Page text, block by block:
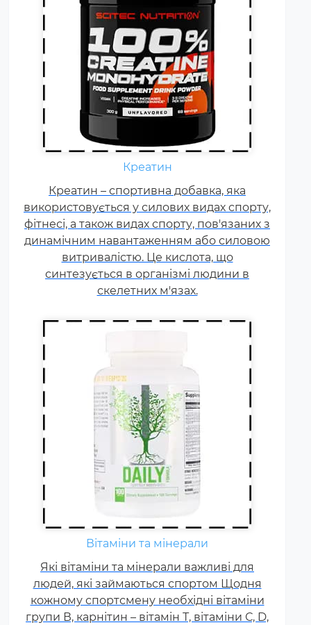
Креатин
Креатин – спортивна добавка, яка
використовується у силових видах спорту,
фітнесі, а також видах спорту, пов'язаних з
динамічним навантаженням або силовою
витривалістю. Це кислота, що
синтезується в організмі людини в
скелетних м'язах.
Щодня кожному спортсмену
необхідні вітаміни групи В,
карнітин. вітамін Т, вітаміни С, D,
E, F. Постійні тренування,
фізичні та психологічні
навантаження, змагання
збільшують добову норму
вітамінів та мінералів у 1,5-2
рази.
Вітаміни та мінерали
Які вітаміни та мінерали важливі для
людей, які займаються спортом Щодня
кожному спортсмену необхідні вітаміни
групи В, карнітин – вітамін Т, вітаміни С, D,